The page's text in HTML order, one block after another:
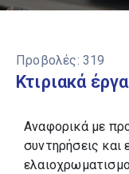
Προβολές: 319
Κτιριακά
Αναφορικά με
συντηρήσεις